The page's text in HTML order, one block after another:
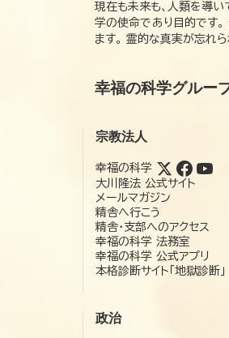
現在も未来も、人類を導い
学の使命であり目的です
ます。 霊的な真実が忘れ
幸福の科学グルー
宗教法人
幸福の科学
大川隆法 公式サイト
メールマガジン
精舎へ行こう
精舎・支部へのアクセス
幸福の科学 法務室
幸福の科学 公式アプリ
本格診断サイト「地獄診断」
政治